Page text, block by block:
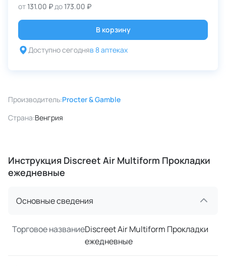
от131.00 ₽до173.00 ₽
В корзину
Доступно сегодняв 8 аптеках
Производитель:Procter & Gamble
Страна:Венгрия
Инструкция Discreet Air Multiform Прокладки
ежедневные
Основные сведения
Торговое названиеDiscreet Air Multiform Прокладки
ежедневные